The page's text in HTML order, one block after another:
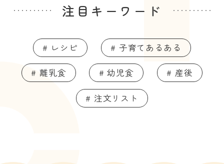
注目キーワード
# レシピ # 子育てあるある
# 離乳食 # 幼児食 # 産後
# 注文リスト